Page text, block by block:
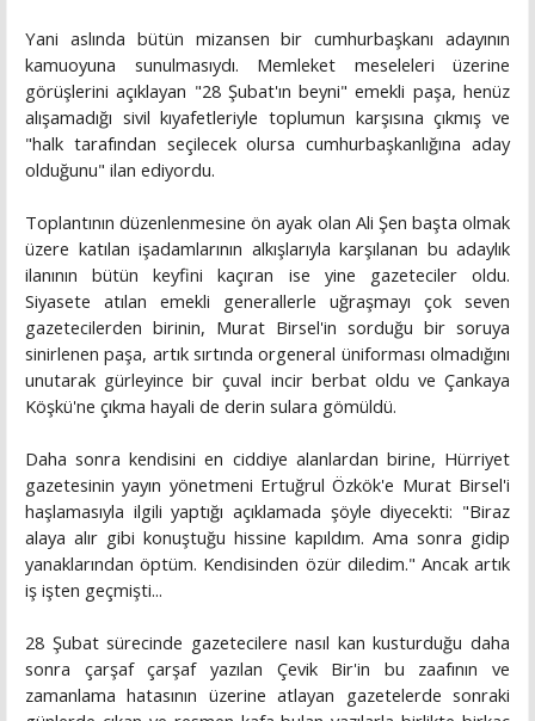
Yani aslında bütün mizansen bir cumhurbaşkanı adayının
kamuoyuna sunulmasıydı. Memleket meseleleri üzerine
görüşlerini açıklayan "28 Şubat'ın beyni" emekli paşa, henüz
alışamadığı sivil kıyafetleriyle toplumun karşısına çıkmış ve
"halk tarafından seçilecek olursa cumhurbaşkanlığına aday
olduğunu" ilan ediyordu.
Toplantının düzenlenmesine ön ayak olan Ali Şen başta olmak
üzere katılan işadamlarının alkışlarıyla karşılanan bu adaylık
ilanının bütün keyfini kaçıran ise yine gazeteciler oldu.
Siyasete atılan emekli generallerle uğraşmayı çok seven
gazetecilerden birinin, Murat Birsel'in sorduğu bir soruya
sinirlenen paşa, artık sırtında orgeneral üniforması olmadığını
unutarak gürleyince bir çuval incir berbat oldu ve Çankaya
Köşkü'ne çıkma hayali de derin sulara gömüldü.
Daha sonra kendisini en ciddiye alanlardan birine, Hürriyet
gazetesinin yayın yönetmeni Ertuğrul Özkök'e Murat Birsel'i
haşlamasıyla ilgili yaptığı açıklamada şöyle diyecekti: "Biraz
alaya alır gibi konuştuğu hissine kapıldım. Ama sonra gidip
yanaklarından öptüm. Kendisinden özür diledim." Ancak artık
iş işten geçmişti...
28 Şubat sürecinde gazetecilere nasıl kan kusturduğu daha
sonra çarşaf çarşaf yazılan Çevik Bir'in bu zaafının ve
zamanlama hatasının üzerine atlayan gazetelerde sonraki